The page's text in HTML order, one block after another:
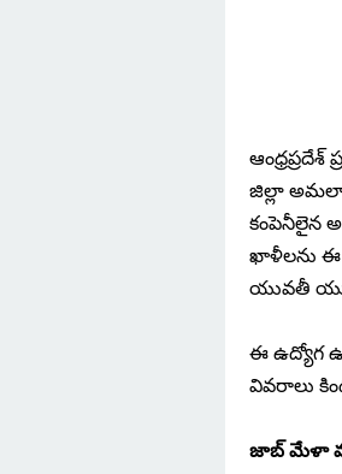
ఆంధ్రప్రదేశ్
జిల్లా
కంపెనీలైన
ఖాళీలను ఈ
యువతీ
ఈ ఉద్యోగ
వివరాలు
జాబ్ మేళా